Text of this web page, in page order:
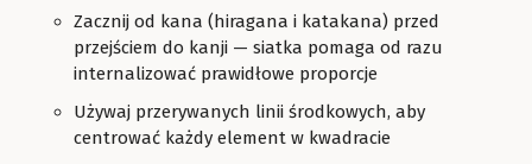
Zacznij od kana (hiragana i katakana) przed
przejściem do kanji — siatka pomaga od razu
internalizować prawidłowe proporcje
Używaj przerywanych linii środkowych, aby
centrować każdy element w kwadracie